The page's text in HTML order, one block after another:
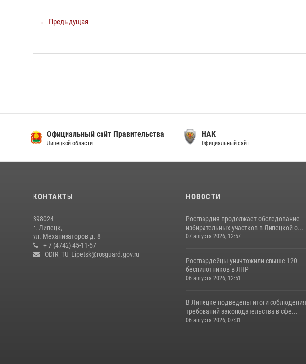
← Предыдущая
Официальный сайт Правительства
Липецкой области
НАК
Официальный сайт
КОНТАКТЫ
398024
г. Липецк,
ул. Механизаторов д. 8
+ 7 (4742) 45-11-57
ODIR_TU_Lipetsk@rosguard.gov.ru
НОВОСТИ
Росгвардия продолжает обследование
избирательных участков в Липецкой о...
07 августа 2026, 12:57
Росгвардейцы уничтожили свыше 120
беспилотников в ЛНР
06 августа 2026, 12:51
В Липецке подведены итоги соблюдения
требований законодательства в сфе...
06 августа 2026, 07:31